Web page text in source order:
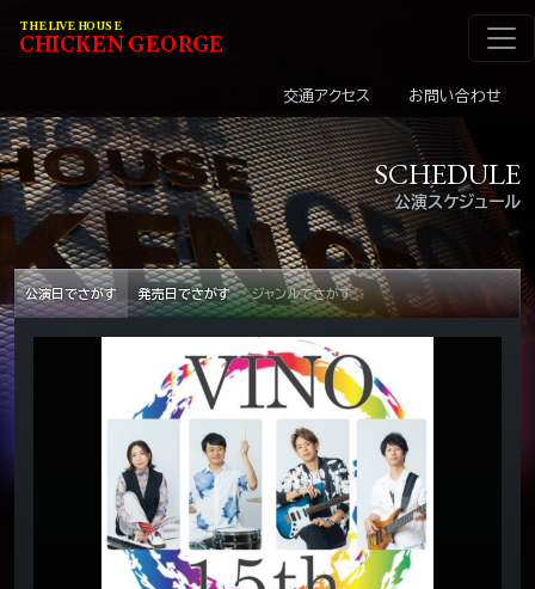
メインナビゲーショ
THE LIVE HOUSE
CHICKENGEORGE
交通アクセス お問い合わせ
公演スケジュール
SCHEDULE
公演日でさがす 発売日でさがす ジャンルでさがす